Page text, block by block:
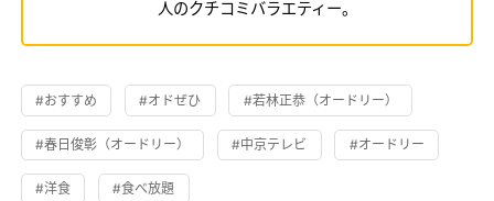
人のクチコミバラエティー。
#おすすめ #オドぜひ #若林正恭（オードリー）
#春日俊彰（オードリー） #中京テレビ #オードリー
#洋食 #食べ放題